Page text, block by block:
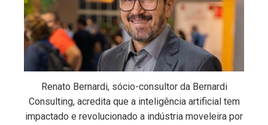
Renato Bernardi, sócio-consultor da Bernardi
Consulting, acredita que a inteligência artificial tem
impactado e revolucionado a indústria moveleira por